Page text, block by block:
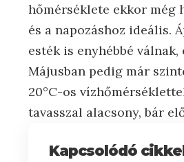
hőmérséklete ekkor még
és a napozáshoz ideális.
esték is enyhébbé válnak,
Májusban pedig már
20°C-os
tavasszal alacsony, bár
Kapcsolódó